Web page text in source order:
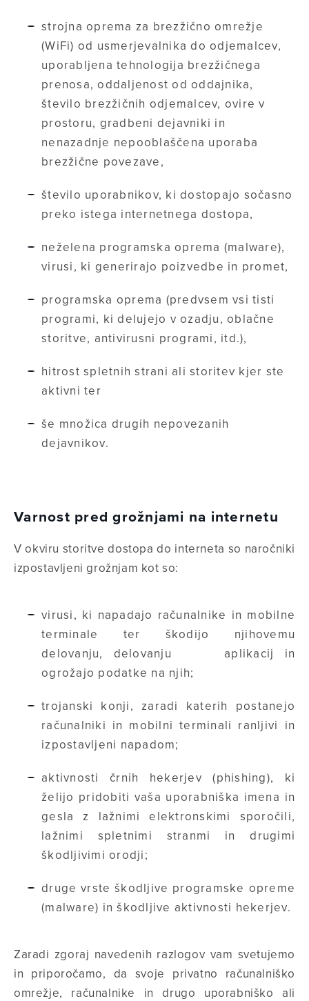
strojna oprema za brezžično omrežje
(WiFi) od usmerjevalnika do odjemalcev,
uporabljena tehnologija brezžičnega
prenosa, oddaljenost od oddajnika,
število brezžičnih odjemalcev, ovire v
prostoru, gradbeni dejavniki in
nenazadnje nepooblaščena uporaba
brezžične povezave,
število uporabnikov, ki dostopajo sočasno
preko istega internetnega dostopa,
neželena programska oprema (malware),
virusi, ki generirajo poizvedbe in promet,
programska oprema (predvsem vsi tisti
programi, ki delujejo v ozadju, oblačne
storitve, antivirusni programi, itd.),
hitrost spletnih strani ali storitev kjer ste
aktivni ter
še množica drugih nepovezanih
dejavnikov.
Varnost pred grožnjami na internetu
V okviru storitve dostopa do interneta so naročniki
izpostavljeni grožnjam kot so:
virusi, ki napadajo računalnike in mobilne
terminale ter škodijo njihovemu
delovanju, delovanju aplikacij in
ogrožajo podatke na njih;
trojanski konji, zaradi katerih postanejo
računalniki in mobilni terminali ranljivi in
izpostavljeni napadom;
aktivnosti črnih hekerjev (phishing), ki
želijo pridobiti vaša uporabniška imena in
gesla z lažnimi elektronskimi sporočili,
lažnimi spletnimi stranmi in drugimi
škodljivimi orodji;
druge vrste škodljive programske opreme
(malware) in škodljive aktivnosti hekerjev.
Zaradi zgoraj navedenih razlogov vam svetujemo
in priporočamo, da svoje privatno računalniško
omrežje, računalnike in drugo uporabniško ali